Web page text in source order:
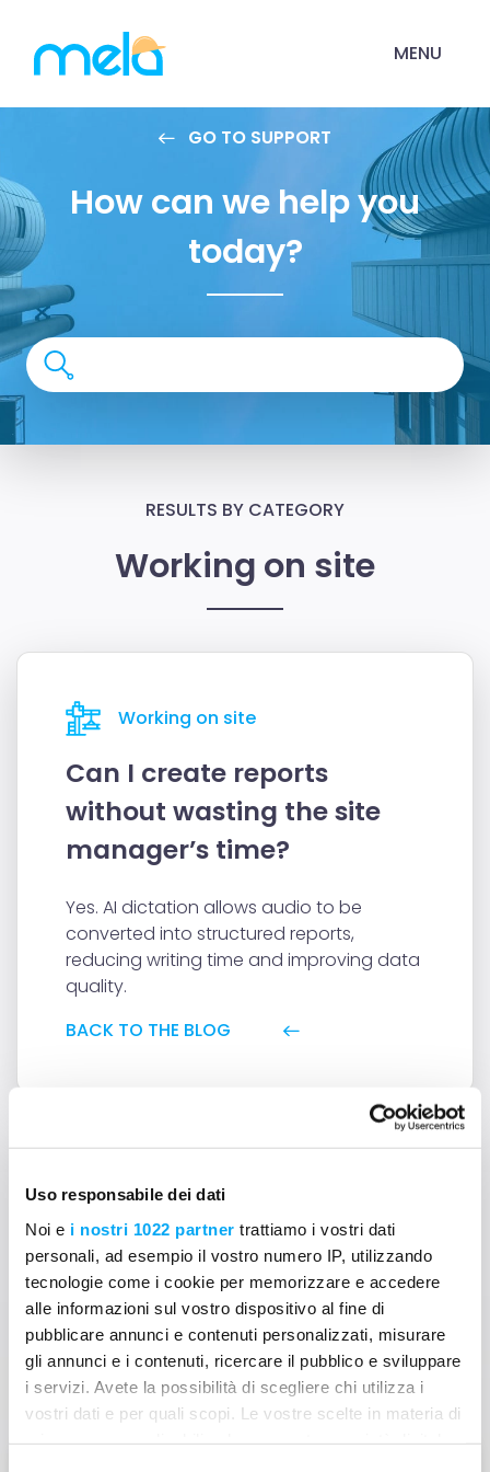
Uso responsabile dei dati
Noi e i nostri 1022 partner trattiamo i vostri dati
personali, ad esempio il vostro numero IP, utilizzando
tecnologie come i cookie per memorizzare e accedere
alle informazioni sul vostro dispositivo al fine di
pubblicare annunci e contenuti personalizzati, misurare
gli annunci e i contenuti, ricercare il pubblico e sviluppare
i servizi. Avete la possibilità di scegliere chi utilizza i
vostri dati e per quali scopi. Le vostre scelte in materia di
MENU
GO TO SUPPORT
How can we help you
today?
RESULTS BY CATEGORY
Working on site
Working on site
Can I create reports
without wasting the site
manager’s time?
Yes. AI dictation allows audio to be
converted into structured reports,
reducing writing time and improving data
quality.
BACK TO THE BLOG
Can't find answers to your
question?
Contact us